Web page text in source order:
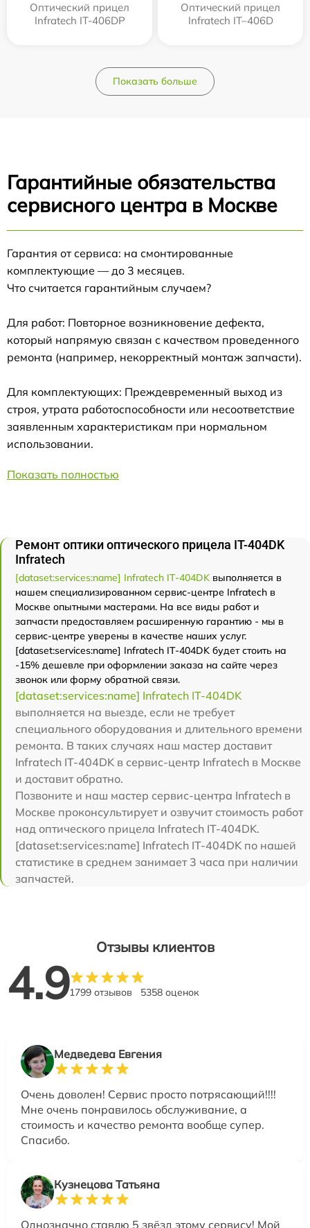
Оптический прицел
Infratech IT-406DP
Оптический прицел
Infratech IT–406D
Показать больше
Гарантийные обязательства
сервисного центра в Москве
Гарантия от сервиса: на смонтированные
комплектующие — до 3 месяцев.
Что считается гарантийным случаем?
Для работ: Повторное возникновение дефекта,
который напрямую связан с качеством проведенного
ремонта (например, некорректный монтаж запчасти).
Для комплектующих: Преждевременный выход из
строя, утрата работоспособности или несоответствие
заявленным характеристикам при нормальном
использовании.
Показать полностью
Ремонт оптики оптического прицела IT-404DK
Infratech
[dataset:services:name] Infratech IT-404DK выполняется в
нашем специализированном сервис-центре Infratech в
Москве опытными мастерами. На все виды работ и
запчасти предоставляем расширенную гарантию - мы в
сервис-центре уверены в качестве наших услуг.
[dataset:services:name] Infratech IT-404DK будет стоить на
-15% дешевле при оформлении заказа на сайте через
звонок или форму обратной связи.
[dataset:services:name] Infratech IT-404DK
выполняется на выезде, если не требует
специального оборудования и длительного времени
ремонта. В таких случаях наш мастер доставит
Infratech IT-404DK в сервис-центр Infratech в Москве
и доставит обратно.
Позвоните и наш мастер сервис-центра Infratech в
Москве проконсультирует и озвучит стоимость работ
над оптического прицела Infratech IT-404DK.
[dataset:services:name] Infratech IT-404DK по нашей
статистике в среднем занимает 3 часа при наличии
запчастей.
Отзывы клиентов
4.91799 отзывов 5358 оценок
Медведева Евгения
Очень доволен! Сервис просто потрясающий!!!!
Мне очень понравилось обслуживание, а
стоимость и качество ремонта вообще супер.
Спасибо.
Кузнецова Татьяна
Однозначно ставлю 5 звёзд этому сервису! Мой